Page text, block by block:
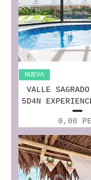
NUEVA
VALLE
5D4N
Precio
0,00